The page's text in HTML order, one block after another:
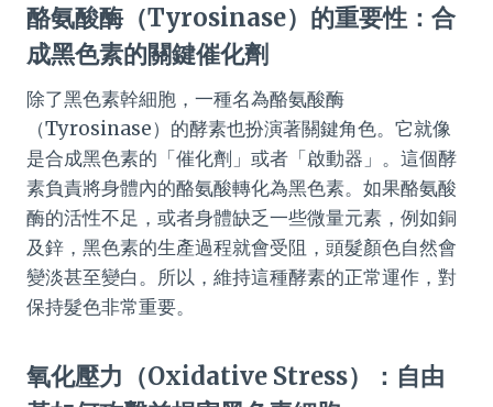
酪氨酸酶（Tyrosinase）的重要性：合
成黑色素的關鍵催化劑
除了黑色素幹細胞，一種名為酪氨酸酶
（Tyrosinase）的酵素也扮演著關鍵角色。它就像
是合成黑色素的「催化劑」或者「啟動器」。這個酵
素負責將身體內的酪氨酸轉化為黑色素。如果酪氨酸
酶的活性不足，或者身體缺乏一些微量元素，例如銅
及鋅，黑色素的生產過程就會受阻，頭髮顏色自然會
變淡甚至變白。所以，維持這種酵素的正常運作，對
保持髮色非常重要。
氧化壓力（Oxidative Stress）：自由